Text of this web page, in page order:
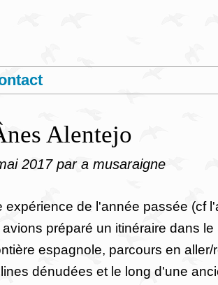
Alentejo
2017 par a musaraigne
expérience de l'année passée (cf
préparé un itinéraire dans
espagnole, parcours en
dénudées et le long d'une